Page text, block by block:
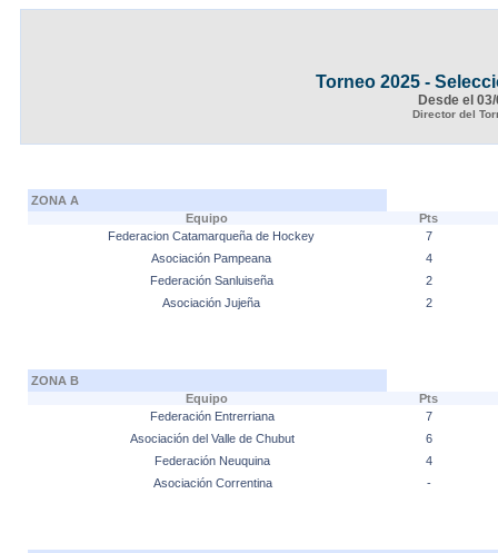
Torneo 2025 -
Desde el
Director del
ZONA A
Equipo
Pts
Federacion Catamarqueña de Hockey
7
Asociación Pampeana
4
Federación Sanluiseña
2
Asociación Jujeña
2
ZONA B
Equipo
Pts
Federación Entrerriana
7
Asociación del Valle de Chubut
6
Federación Neuquina
4
Asociación Correntina
-